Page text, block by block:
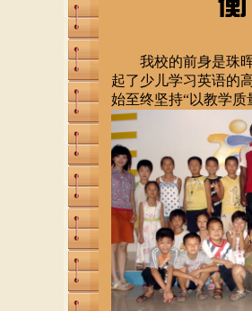
我校的前身是珠晖
起了少儿学习英语的
始至终坚持“以教学